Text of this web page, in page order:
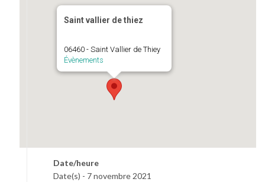
Saint vallier de thiez
06460 - Saint Vallier de Thiey
Évènements
Date/heure
Date(s) - 7 novembre 2021